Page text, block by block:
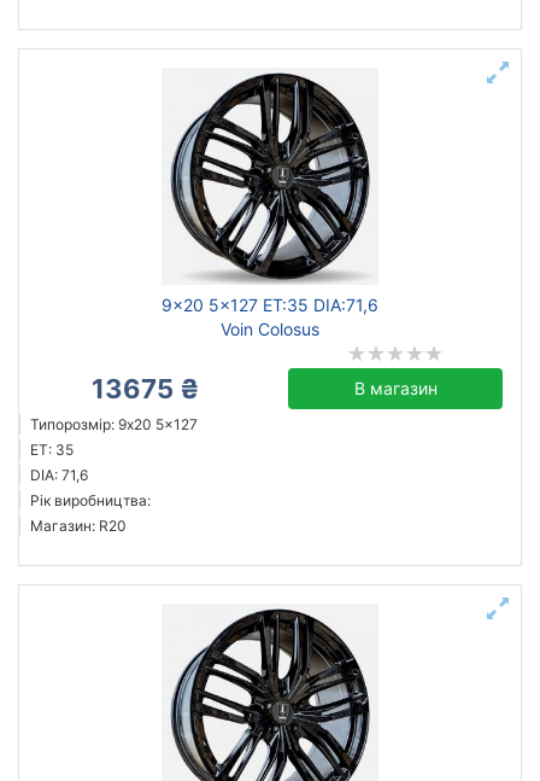
9x20 5x127 ET:35 DIA:71,6
Voin Colosus
13675 ₴ В магазин
Типорозмір: 9x20 5x127
ET: 35
DIA: 71,6
Рік виробництва:
Магазин: R20